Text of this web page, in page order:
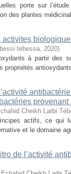
porte sur
des plantes
tebessa, 2020)
à partir des
propriétés
provenant
Cheikh Larbi
actifs, ce qui
et le domaine
de l’activité